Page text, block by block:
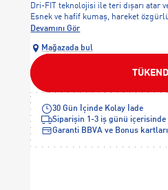
Dri-FIT teknolojisi ile teri dışarı atar
Esnek ve hafif kumaş, hareket
Yüksek destek, spor sırasında
Dayanıklı malzeme ile uzun süreli
Devamını Gör
Mağazada bul
TÜKENDİ
30 Gün İçinde Kolay İade
Siparişin 1-3 iş günü
Garanti BBVA ve Bonus